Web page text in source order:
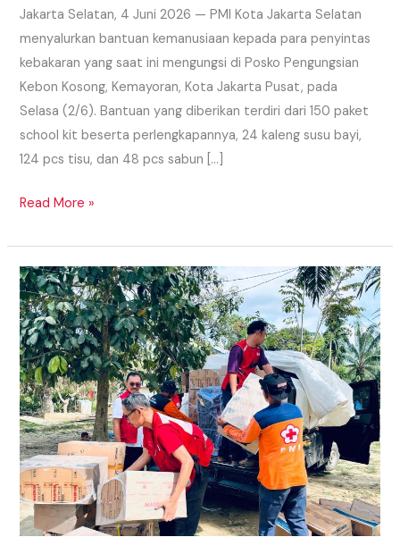
Jakarta Selatan, 4 Juni 2026 — PMI Kota Jakarta Selatan
menyalurkan bantuan kemanusiaan kepada para penyintas
kebakaran yang saat ini mengungsi di Posko Pengungsian
Kebon Kosong, Kemayoran, Kota Jakarta Pusat, pada
Selasa (2/6). Bantuan yang diberikan terdiri dari 150 paket
school kit beserta perlengkapannya, 24 kaleng susu bayi,
124 pcs tisu, dan 48 pcs sabun […]
Read More »
TEMPUH
2000
KM,
PMI
JAKSEL
BERHASIL
SALURKAN
PAKET
KOMPOR
DAN
KASUR